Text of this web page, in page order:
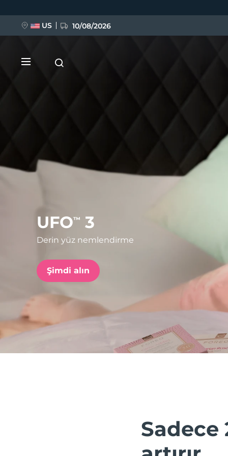
UFO™ 3
Derin yüz nemlendirme
Şimdi alın
Sadece
US 10/08/2026
BREAKING NEWS
issa™ Teeth Whitening Set
FAQ™ Dual LED Panel
POPÜLER